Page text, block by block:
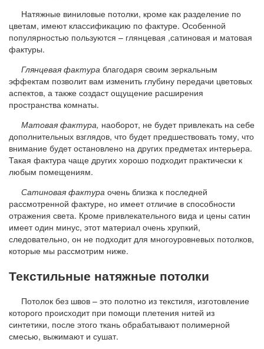
Натяжные виниловые потолки, кроме как разделение по
цветам, имеют классификацию по фактуре. Особенной
популярностью пользуются – глянцевая ,сатиновая и матовая
фактуры.
Глянцевая фактура благодаря своим зеркальным
эффектам позволит вам изменить глубину передачи цветовых
аспектов, а также создаст ощущение расширения
пространства комнаты.
Матовая фактура, наоборот, не будет привлекать на себе
дополнительных взглядов, что будет предшествовать тому, что
внимание будет остановлено на других предметах интерьера.
Такая фактура чаще других хорошо подходит практически к
любым помещениям.
Сатиновая фактура очень близка к последней
рассмотренной фактуре, но имеет отличие в способности
отражения света. Кроме привлекательного вида и цены сатин
имеет один минус, этот материал очень хрупкий,
следовательно, он не подходит для многоуровневых потолков,
которые мы рассмотрим ниже.
Текстильные натяжные потолки
Потолок без швов – это полотно из текстиля, изготовление
которого происходит при помощи плетения нитей из
синтетики, после этого ткань обрабатывают полимерной
смесью, выжимают и сушат.